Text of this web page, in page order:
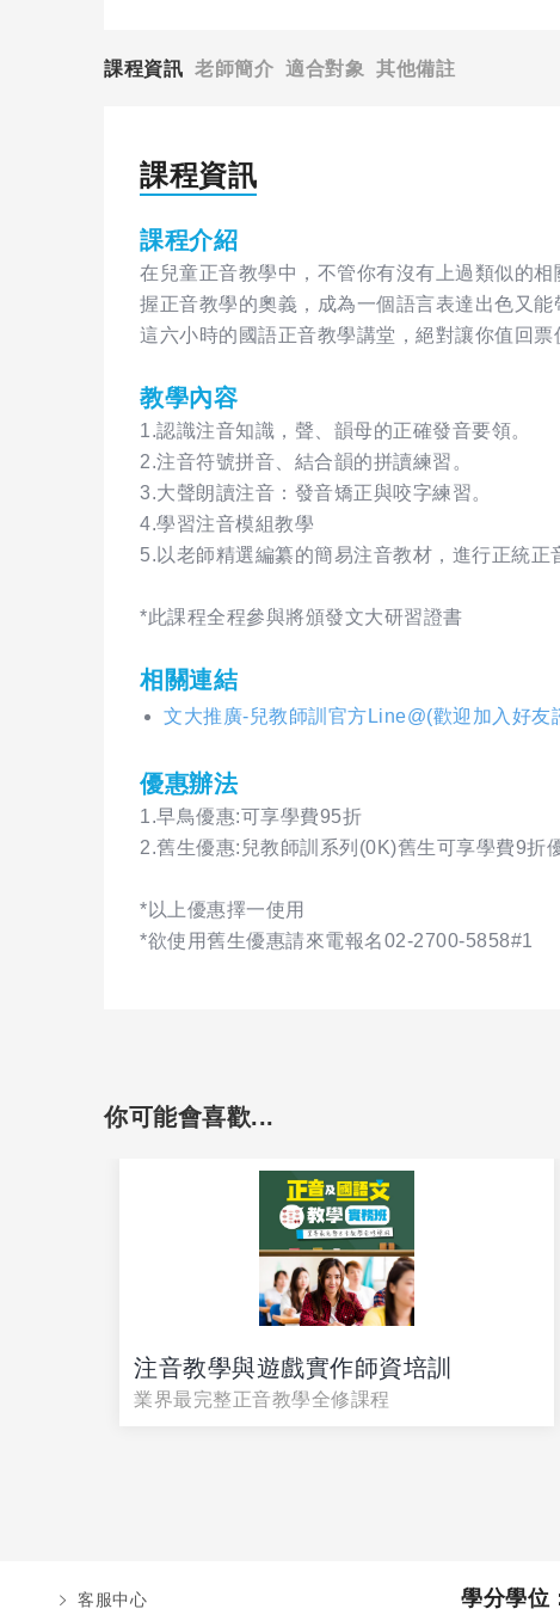
課程資訊 老師簡介 適合對象 其他備註
課程資訊
課程介紹
在兒童正音教學中，不管你有沒有上過類似的
握正音教學的奧義，成為一個語言表達出色又能
這六小時的國語正音教學講堂，絕對讓你值回票
教學內容
1.認識注音知識，聲、韻母的正確發音要領。
2.注音符號拼音、結合韻的拼讀練習。
3.大聲朗讀注音：發音矯正與咬字練習。
4.學習注音模組教學
5.以老師精選編纂的簡易注音教材，進行正統正
*此課程全程參與將頒發文大研習證書
相關連結
文大推廣-兒教師訓官方Line@(歡迎加入好友
優惠辦法
1.早鳥優惠:可享學費95折
2.舊生優惠:兒教師訓系列(0K)舊生可享學費9折
*以上優惠擇一使用
*欲使用舊生優惠請來電報名02-2700-5858#1
你可能會喜歡...
注音教學與遊戲實作師資培訓
業界最完整正音教學全修課程
客服中心 學分學位